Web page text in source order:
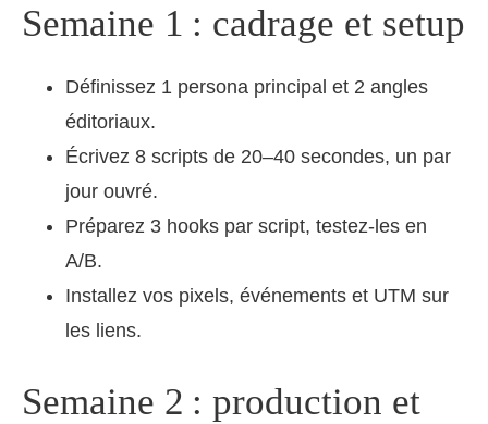
Semaine 1 : cadrage et setup
Définissez 1 persona principal et 2 angles
éditoriaux.
Écrivez 8 scripts de 20–40 secondes, un par
jour ouvré.
Préparez 3 hooks par script, testez-les en
A/B.
Installez vos pixels, événements et UTM sur
les liens.
Semaine 2 : production et